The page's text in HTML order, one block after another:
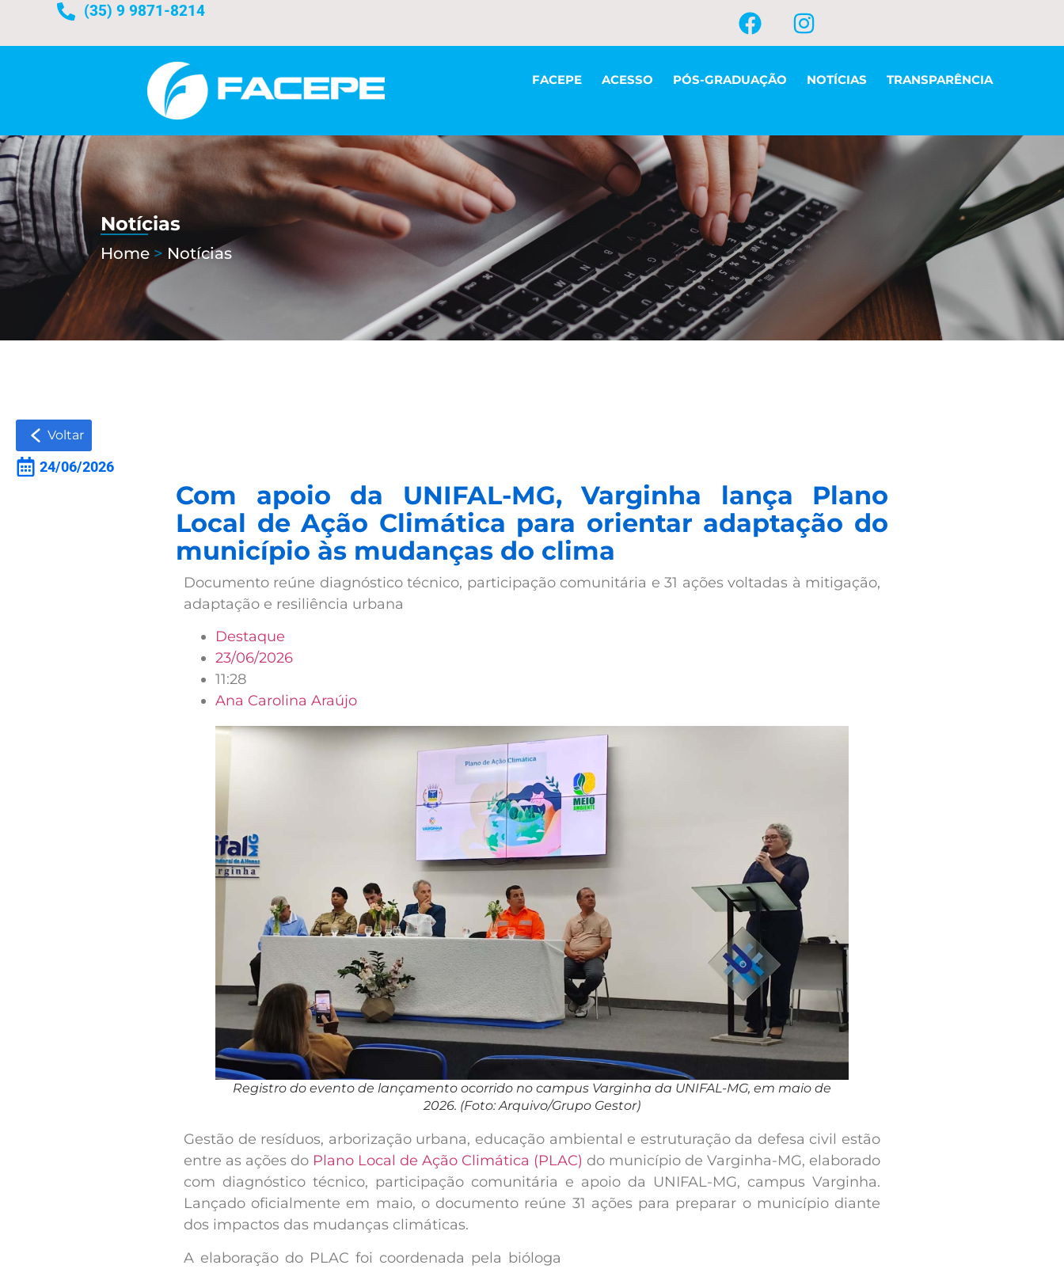
(35) 9 9871-8214
FACEPE ACESSO PÓS-GRADUAÇÃO NOTÍCIAS TRANSPARÊNCIA
Notícias
Home > Notícias
Voltar
24/06/2026
Com apoio da UNIFAL-MG, Varginha lança Plano
Local de Ação Climática para orientar adaptação do
município às mudanças do clima
Documento reúne diagnóstico técnico, participação comunitária e 31 ações voltadas à mitigação,
adaptação e resiliência urbana
Destaque
23/06/2026
11:28
Ana Carolina Araújo
Registro do evento de lançamento ocorrido no campus Varginha da UNIFAL-MG, em maio de
2026. (Foto: Arquivo/Grupo Gestor)
Gestão de resíduos, arborização urbana, educação ambiental e estruturação da defesa civil estão
entre as ações do Plano Local de Ação Climática (PLAC) do município de Varginha-MG, elaborado
com diagnóstico técnico, participação comunitária e apoio da UNIFAL-MG, campus Varginha.
Lançado oficialmente em maio, o documento reúne 31 ações para preparar o município diante
dos impactos das mudanças climáticas.
A elaboração do PLAC foi coordenada pela bióloga